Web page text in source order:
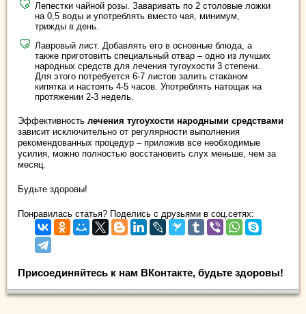
Лепестки чайной розы. Заваривать по 2 столовые ложки
на 0,5 воды и употреблять вместо чая, минимум,
трижды в день.
Лавровый лист. Добавлять его в основные блюда, а
также приготовить специальный отвар – одно из лучших
народных средств для лечения тугоухости 3 степени.
Для этого потребуется 6-7 листов залить стаканом
кипятка и настоять 4-5 часов. Употреблять натощак на
протяжении 2-3 недель.
Эффективность лечения тугоухости народными средствами
зависит исключительно от регулярности выполнения
рекомендованных процедур – приложив все необходимые
усилия, можно полностью восстановить слух меньше, чем за
месяц.
Будьте здоровы!
Понравилась статья? Поделись с друзьями в соц.сетях:
Присоединяйтесь к нам ВКонтакте, будьте здоровы!